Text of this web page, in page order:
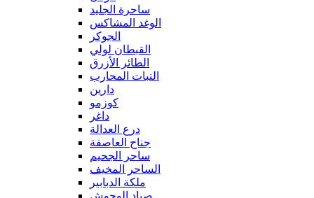
ساحرة الجليد
الوغد المشاكس
الجوكر
القبطان لولي
الطائر الأزرق
النبات المحارب
دارين
كوزمو
داغر
درع العدالة
جناح العاصفة
ساحر الجحيم
الساحر المخيف
ملكة الدبابير